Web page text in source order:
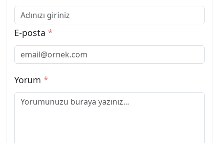
E-posta *
Yorum *